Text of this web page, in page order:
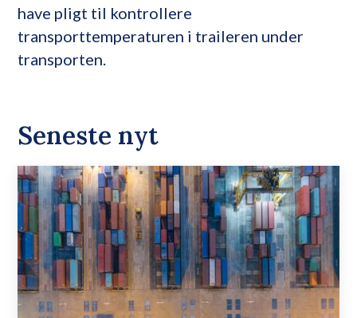
have pligt til kontrollere
transporttemperaturen i traileren under
transporten.
Seneste nyt